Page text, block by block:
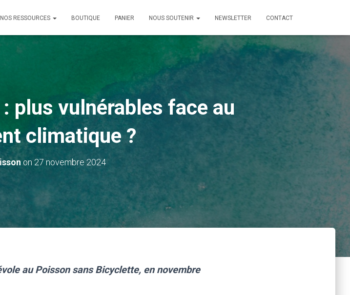
NOS RESSOURCES BOUTIQUE PANIER NOUS SOUTENIR NEWSLETTER CONTACT
plus vulnérables face au
climatique ?
on 27 novembre 2024
au Poisson sans Bicyclette, en novembre